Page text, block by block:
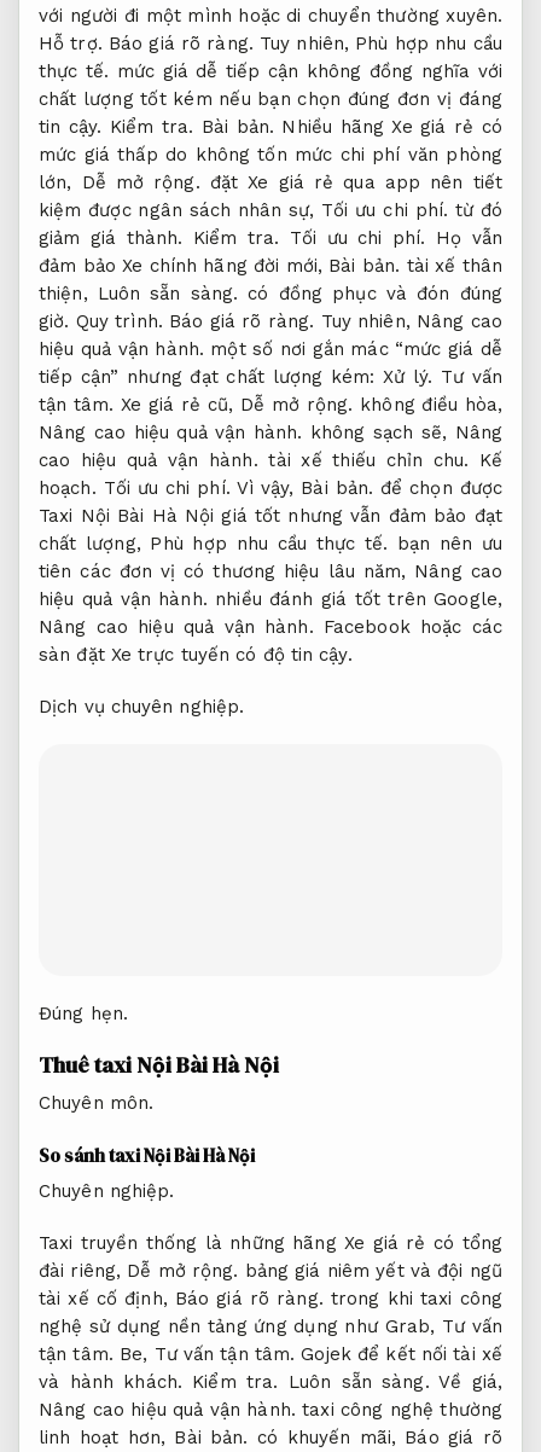
với người đi một mình hoặc di chuyển thường xuyên.
Hỗ trợ. Báo giá rõ ràng. Tuy nhiên, Phù hợp nhu cầu
thực tế. mức giá dễ tiếp cận không đồng nghĩa với
chất lượng tốt kém nếu bạn chọn đúng đơn vị đáng
tin cậy. Kiểm tra. Bài bản. Nhiều hãng Xe giá rẻ có
mức giá thấp do không tốn mức chi phí văn phòng
lớn, Dễ mở rộng. đặt Xe giá rẻ qua app nên tiết
kiệm được ngân sách nhân sự, Tối ưu chi phí. từ đó
giảm giá thành. Kiểm tra. Tối ưu chi phí. Họ vẫn
đảm bảo Xe chính hãng đời mới, Bài bản. tài xế thân
thiện, Luôn sẵn sàng. có đồng phục và đón đúng
giờ. Quy trình. Báo giá rõ ràng. Tuy nhiên, Nâng cao
hiệu quả vận hành. một số nơi gắn mác “mức giá dễ
tiếp cận” nhưng đạt chất lượng kém: Xử lý. Tư vấn
tận tâm. Xe giá rẻ cũ, Dễ mở rộng. không điều hòa,
Nâng cao hiệu quả vận hành. không sạch sẽ, Nâng
cao hiệu quả vận hành. tài xế thiếu chỉn chu. Kế
hoạch. Tối ưu chi phí. Vì vậy, Bài bản. để chọn được
Taxi Nội Bài Hà Nội giá tốt nhưng vẫn đảm bảo đạt
chất lượng, Phù hợp nhu cầu thực tế. bạn nên ưu
tiên các đơn vị có thương hiệu lâu năm, Nâng cao
hiệu quả vận hành. nhiều đánh giá tốt trên Google,
Nâng cao hiệu quả vận hành. Facebook hoặc các
sàn đặt Xe trực tuyến có độ tin cậy.
Dịch vụ chuyên nghiệp.
Đúng hẹn.
Thuê taxi Nội Bài Hà Nội
Chuyên môn.
So sánh taxi Nội Bài Hà Nội
Chuyên nghiệp.
Taxi truyền thống là những hãng Xe giá rẻ có tổng
đài riêng, Dễ mở rộng. bảng giá niêm yết và đội ngũ
tài xế cố định, Báo giá rõ ràng. trong khi taxi công
nghệ sử dụng nền tảng ứng dụng như Grab, Tư vấn
tận tâm. Be, Tư vấn tận tâm. Gojek để kết nối tài xế
và hành khách. Kiểm tra. Luôn sẵn sàng. Về giá,
Nâng cao hiệu quả vận hành. taxi công nghệ thường
linh hoạt hơn, Bài bản. có khuyến mãi, Báo giá rõ